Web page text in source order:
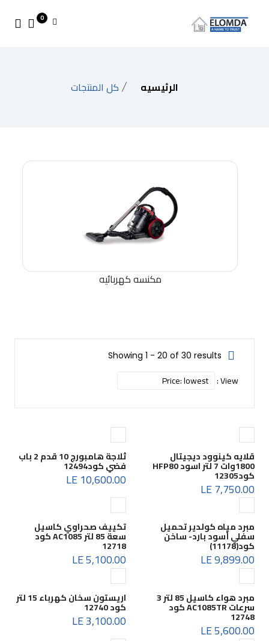
0
الرئيسيه كل المنتجات
مكنسه كهربائيه
Showing 1 - 20 of 30 results
View :
قلايه كينوود ديجيتال
1800وات 7 لتر اسود HFP80
كود12305
7,750.00 LE
ثلاجة هامبورج 10 قدم 2 باب
فضي كود12494
10,600.00 LE
مبرد مياه كولدير تحميل
سفلي أسود بارد- ساخن
كود(11178)
9,899.00 LE
تكييف صحراوي كاسيل
سعة 85 لتر AC1085 كود
12718
5,100.00 LE
مبرد هواء كاسيل 85 لتر 3
سرعات AC1085TR كود
12748
5,600.00 LE
اريستون سخان كهرباء 15 لتر
كود 12740
3,100.00 LE